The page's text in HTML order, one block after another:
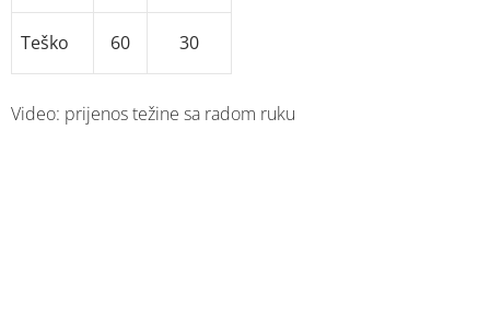
Teško 60 30
Video: prijenos težine sa radom ruku